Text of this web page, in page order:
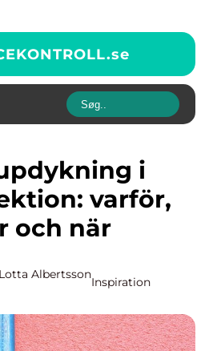
se
varför,
och när
Lotta Albertsson
Inspiration